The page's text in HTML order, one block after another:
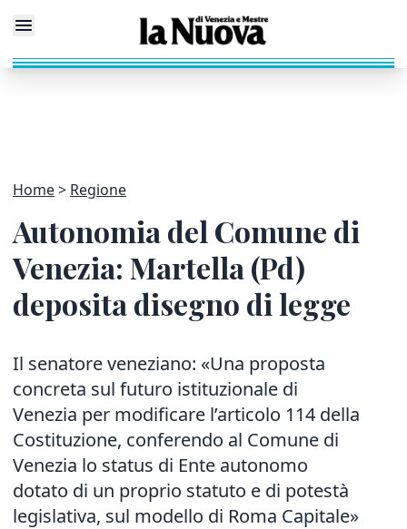
Home Regione
Autonomia del Comune di
Venezia: Martella (Pd)
deposita disegno di legge
Il senatore veneziano: «Una proposta
concreta sul futuro istituzionale di
Venezia per modificare l’articolo 114 della
Costituzione, conferendo al Comune di
Venezia lo status di Ente autonomo
dotato di un proprio statuto e di potestà
legislativa, sul modello di Roma Capitale»